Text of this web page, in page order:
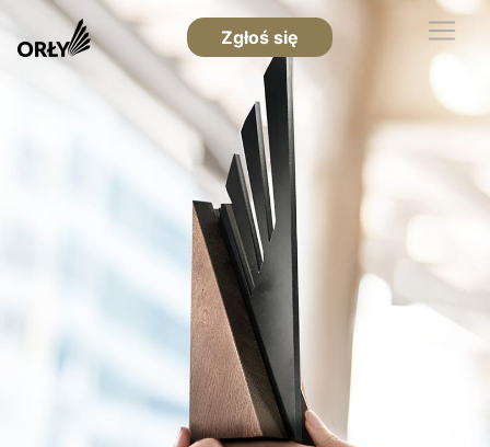
Zgłoś się